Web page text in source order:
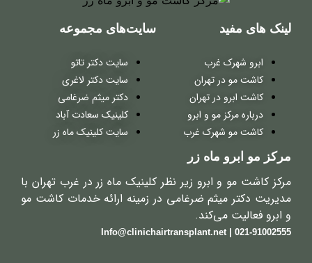
لینک های مفید
ابرو شهرک غرب
کاشت مو در تهران
کاشت ابرو در تهران
درباره مرکز مو و ابرو
کاشت مو شهرک غرب
سایت‌های مجموعه
سایت دکتر تاتو
سایت دکتر لاغری
دکتر میثم ضرغامی
کلینیک سعادت آباد
سایت کلینیک ماه زر
مرکز مو ابرو ماه زر
مرکز کاشت مو و ابرو زیر نظر کلینیک ماه زر در غرب تهران با
مدیریت دکتر میثم ضرغامی در زمینه ارائه خدمات کاشت مو
و ابرو فعالیت می‌کند.
021-91002555 | Info@clinichairtransplant.net